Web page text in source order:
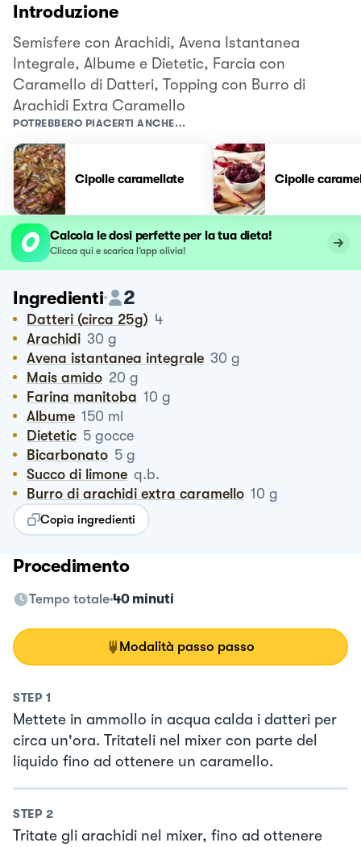
Introduzione
Semisfere con Arachidi, Avena Istantanea
Integrale, Albume e Dietetic, Farcia con
Caramello di Datteri, Topping con Burro di
Arachidi Extra Caramello
POTREBBERO PIACERTI ANCHE...
Cipolle caramellate Cipolle
Calcola le dosi perfette per la tua dieta!
Clicca qui e scarica l’app olivia!
Ingredienti 2
Datteri (circa 25g) 4
Arachidi 30 g
Avena istantanea integrale 30 g
Mais amido 20 g
Farina manitoba 10 g
Albume 150 ml
Dietetic 5 gocce
Bicarbonato 5 g
Succo di limone q.b.
Burro di arachidi extra caramello 10 g
Copia ingredienti
Procedimento
Tempo totale 40 minuti
Modalità passo passo
STEP 1
Mettete in ammollo in acqua calda i datteri per
circa un'ora. Tritateli nel mixer con parte del
liquido fino ad ottenere un caramello.
STEP 2
Tritate gli arachidi nel mixer, fino ad ottenere